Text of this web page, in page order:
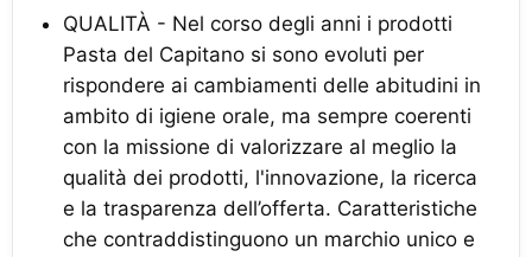
QUALITÀ - Nel corso degli anni i prodotti
Pasta del Capitano si sono evoluti per
rispondere ai cambiamenti delle abitudini in
ambito di igiene orale, ma sempre coerenti
con la missione di valorizzare al meglio la
qualità dei prodotti, l'innovazione, la ricerca
e la trasparenza dell’offerta. Caratteristiche
che contraddistinguono un marchio unico e